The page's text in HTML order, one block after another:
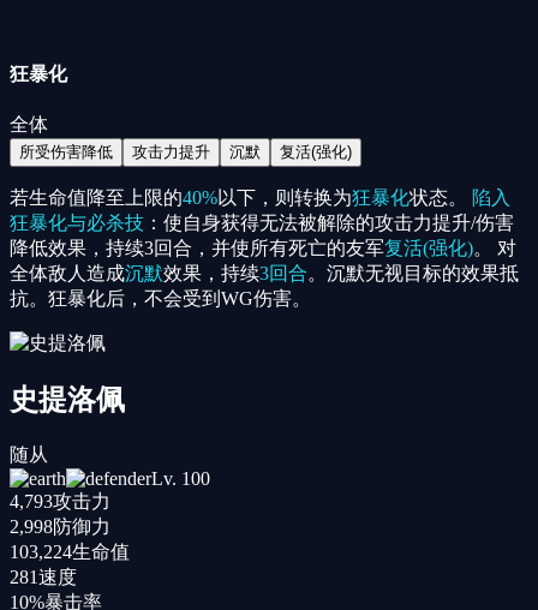
狂暴化
全体
所受伤害降低 攻击力提升 沉默 复活(强化)
若生命值降至上限的40%以下，则转换为狂暴化状态。
陷入
狂暴化与必杀技 ：使自身获得无法被解除的攻击力提升/伤害
降低效果，持续3回合，并使所有死亡的友军复活(强化)。 对
全体敌人造成沉默效果，持续3回合。沉默无视目标的效果抵
抗。狂暴化后，不会受到WG伤害。
史提洛佩
随从
Lv. 100
4,793攻击力
2,998防御力
103,224生命值
281速度
10%暴击率